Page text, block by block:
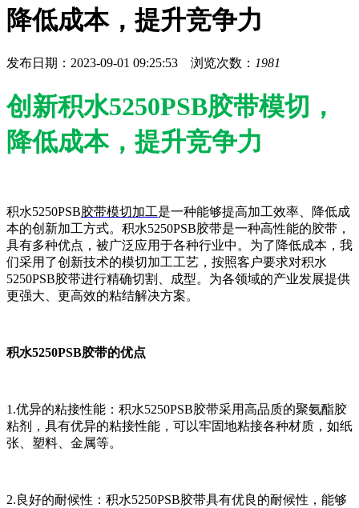
降低成本，提升竞争力
发布日期：2023-09-01 09:25:53 浏览次数： 1981
创新积水5250PSB胶带模切，
降低成本，提升竞争力
积水5250PSB胶带模切加工是一种能够提高加工效率、降低成
本的创新加工方式。积水5250PSB胶带是一种高性能的胶带，
具有多种优点，被广泛应用于各种行业中。为了降低成本，我
们采用了创新技术的模切加工工艺，按照客户要求对积水
5250PSB胶带进行精确切割、成型。为各领域的产业发展提供
更强大、更高效的粘结解决方案。
积水5250PSB胶带的优点
1.优异的粘接性能：积水5250PSB胶带采用高品质的聚氨酯胶
粘剂，具有优异的粘接性能，可以牢固地粘接各种材质，如纸
张、塑料、金属等。
2.良好的耐候性：积水5250PSB胶带具有优良的耐候性，能够